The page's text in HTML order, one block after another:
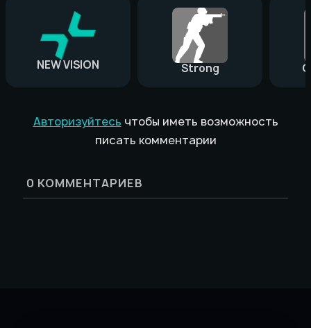
NEW VISION Strong
Авторизуйтесь чтобы иметь возможность
писать комментарии
0 КОММЕНТАРИЕВ